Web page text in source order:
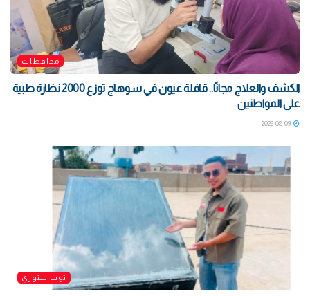
محافظات
الكشف والعلاج مجانًا.. قافلة عيون في سوهاج توزع 2000 نظارة طبية
على المواطنين
توب ستوري